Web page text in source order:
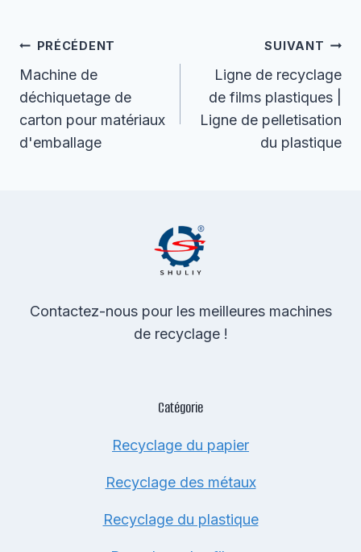
Navigation
De
L’article
PRÉCÉDENT
Machine de
déchiquetage de
carton pour matériaux
d'emballage
SUIVANT
Ligne de recyclage
de films plastiques |
Ligne de pelletisation
du plastique
Contactez-nous pour les meilleures machines
de recyclage !
Catégorie
Recyclage du papier
Recyclage des métaux
Recyclage du plastique